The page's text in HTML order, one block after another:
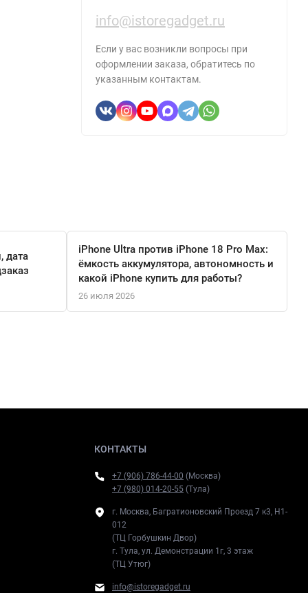
info@istoregadget.ru
Если у вас возникли вопросы при
оформлении заказа, обратитесь по
указанным контактам.
дата
iPhone Ultra против iPhone 18 Pro Max:
ёмкость аккумулятора, автономность и
какой iPhone купить для работы?
26 июля 2026
КОНТАКТЫ
+7 (906) 786-44-00 (Москва)
+7 (980) 014-20-55 (Тула)
г. Москва, Багратионовский Проезд 7 к3, H1-
012
(ТЦ Горбушкин Двор)
г. Тула, ул. Демонстрации 1г, 3 этаж
(ТЦ Утюг)
info@istoregadget.ru